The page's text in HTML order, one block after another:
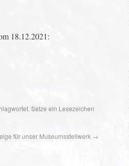
18.12.2021:
Setze ein Lesezeichen
für unser Museumsstellwerk →